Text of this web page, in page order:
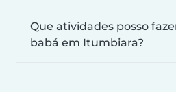
Que atividades posso
babá em Itumbiara?